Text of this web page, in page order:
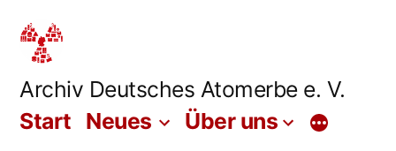
Inhalt
springen
Archiv Deutsches Atomerbe e. V.
Start Neues Über uns Mehr